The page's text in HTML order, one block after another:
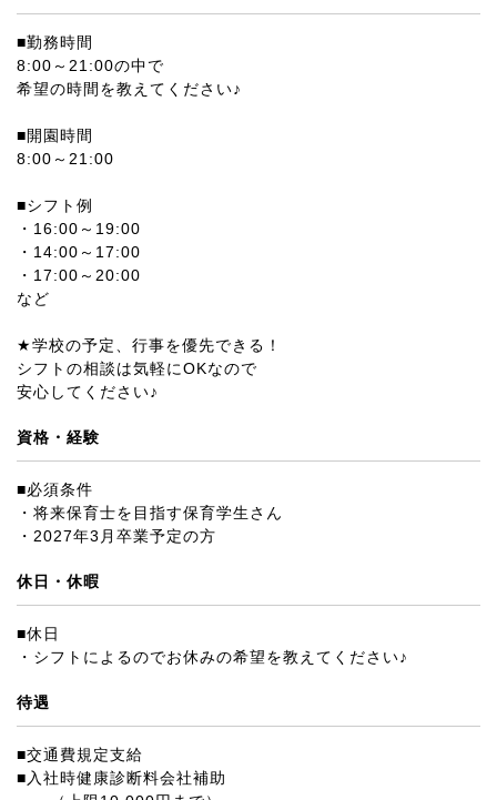
■勤務時間
8:00～21:00の中で
希望の時間を教えてください♪
■開園時間
8:00～21:00
■シフト例
・16:00～19:00
・14:00～17:00
・17:00～20:00
など
★学校の予定、行事を優先できる！
シフトの相談は気軽にOKなので
安心してください♪
資格・経験
■必須条件
・将来保育士を目指す保育学生さん
・2027年3月卒業予定の方
休日・休暇
■休日
・シフトによるのでお休みの希望を教えてください♪
待遇
■交通費規定支給
■入社時健康診断料会社補助